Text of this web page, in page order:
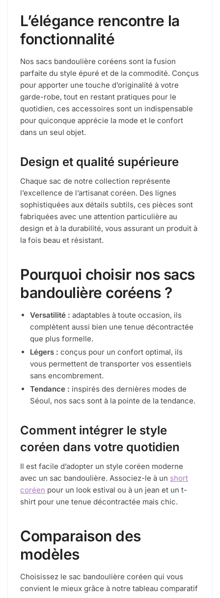
L’élégance rencontre la
fonctionnalité
Nos sacs bandoulière coréens sont la fusion
parfaite du style épuré et de la commodité. Conçus
pour apporter une touche d’originalité à votre
garde-robe, tout en restant pratiques pour le
quotidien, ces accessoires sont un indispensable
pour quiconque apprécie la mode et le confort
dans un seul objet.
Design et qualité supérieure
Chaque sac de notre collection représente
l’excellence de l’artisanat coréen. Des lignes
sophistiquées aux détails subtils, ces pièces sont
fabriquées avec une attention particulière au
design et à la durabilité, vous assurant un produit à
la fois beau et résistant.
Pourquoi choisir nos sacs
bandoulière coréens ?
Versatilité : adaptables à toute occasion, ils
complètent aussi bien une tenue décontractée
que plus formelle.
Légers : conçus pour un confort optimal, ils
vous permettent de transporter vos essentiels
sans encombrement.
Tendance : inspirés des dernières modes de
Séoul, nos sacs sont à la pointe de la tendance.
Comment intégrer le style
coréen dans votre quotidien
Il est facile d’adopter un style coréen moderne
avec un sac bandoulière. Associez-le à un short
coréen pour un look estival ou à un jean et un t-
shirt pour une tenue décontractée mais chic.
Comparaison des
modèles
Choisissez le sac bandoulière coréen qui vous
convient le mieux grâce à notre tableau comparatif